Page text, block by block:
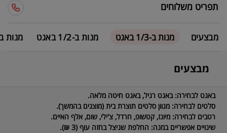
תפריט משלוחים
מבצעים מנות ב-1/3 באגט מנות ב-1/2 באגט מנות ב-2/3
מבצעים
באגט לבחירה:באגט רגיל, באגט חיטה מלאה.
סלטים לבחירה: מגוון סלטים תוצרת בית (מוצגים בהמשך).
רטבים לבחירה: מיונז, קטשופ, חרדל, צ'ילי, שום, אלף האיים.
שינויים אפשריים במנה: החלפת שניצל בחזה עוף (3 ₪).